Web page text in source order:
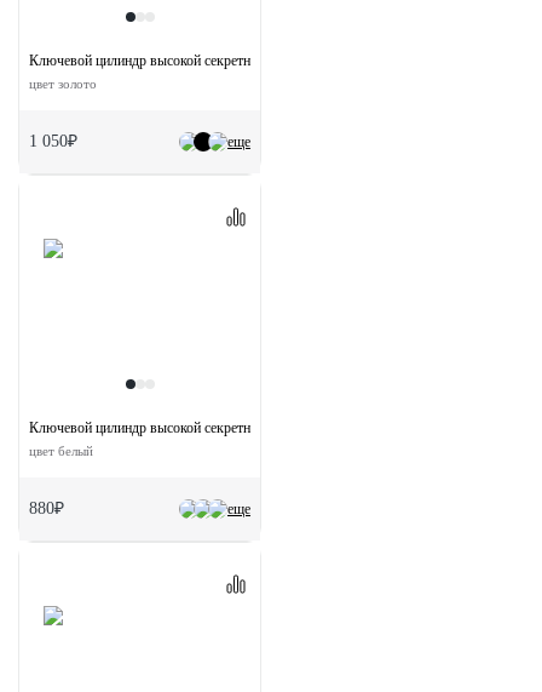
еще
Ключевой цилиндр высокой секретности HS 60CK PG с заверткой (60мм)
цвет золото
1 050₽
еще
Ключевой цилиндр высокой секретности HS 60C W (60мм)
цвет белый
880₽